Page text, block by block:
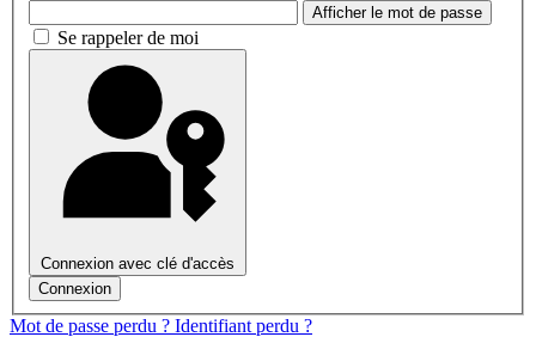
Afficher le mot de passe
Se rappeler de moi
Connexion avec clé d'accès
Connexion
Mot de passe perdu ? Identifiant perdu ?